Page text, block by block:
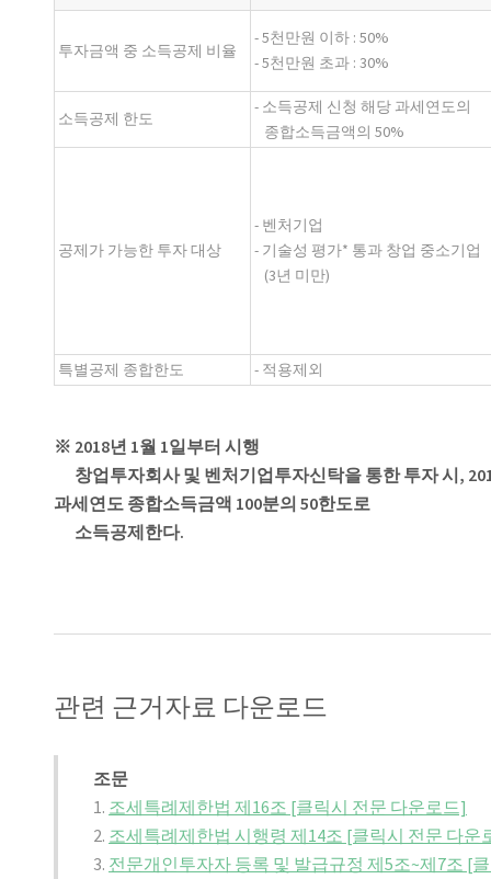
투자금액 중 소득공제 비율
- 5천만원 이하 : 50%
- 5천만원 초과 : 30%
소득공제 한도
- 소득공제 신청 해당 과세연도의
종합소득금액의 50%
공제가 가능한 투자 대상
- 벤처기업
- 기술성 평가* 통과 창업 중소기업
(3년 미만)
특별공제 종합한도 - 적용제외
※ 2018년 1월 1일부터 시행
창업투자회사 및 벤처기업투자신탁을 통한 투자 시,
과세연도 종합소득금액 100분의 50한도로
소득공제한다.
관련 근거자료 다운로드
조문
1. 조세특례제한법 제16조 [클릭시 전문 다운로드]
2. 조세특례제한법 시행령 제14조 [클릭시 전문 다운
3. 전문개인투자자 등록 및 발급규정 제5조~제7조 [